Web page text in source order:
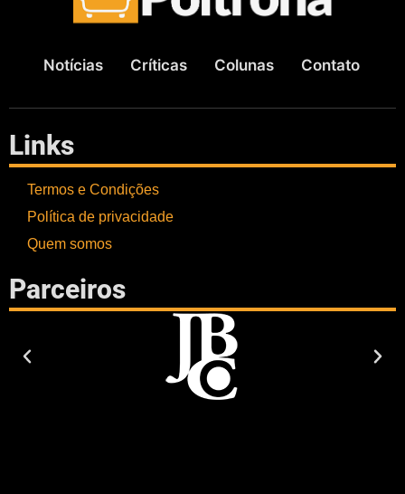
Notícias Críticas Colunas Contato
Links
Termos e Condições
Política de privacidade
Quem somos
Parceiros